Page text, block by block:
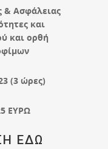
& Ασφάλειας
και
και ορθή
(3 ώρες)
ΕΥΡΩ
ΕΔΩ